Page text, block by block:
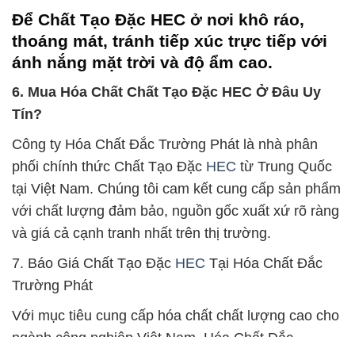
Để Chất Tạo Đặc HEC ở nơi khô ráo,
thoáng mát, tránh tiếp xúc trực tiếp với
ánh nắng mặt trời và độ ẩm cao.
6. Mua Hóa Chất Chất Tạo Đặc HEC Ở Đâu Uy
Tín?
Công ty Hóa Chất Đắc Trường Phát là nhà phân
phối chính thức Chất Tạo Đặc HEC từ Trung Quốc
tại Việt Nam. Chúng tôi cam kết cung cấp sản phẩm
với chất lượng đảm bảo, nguồn gốc xuất xứ rõ ràng
và giá cả cạnh tranh nhất trên thị trường.
7. Báo Giá Chất Tạo Đặc HEC Tại Hóa Chất Đắc
Trường Phát
Với mục tiêu cung cấp hóa chất chất lượng cao cho